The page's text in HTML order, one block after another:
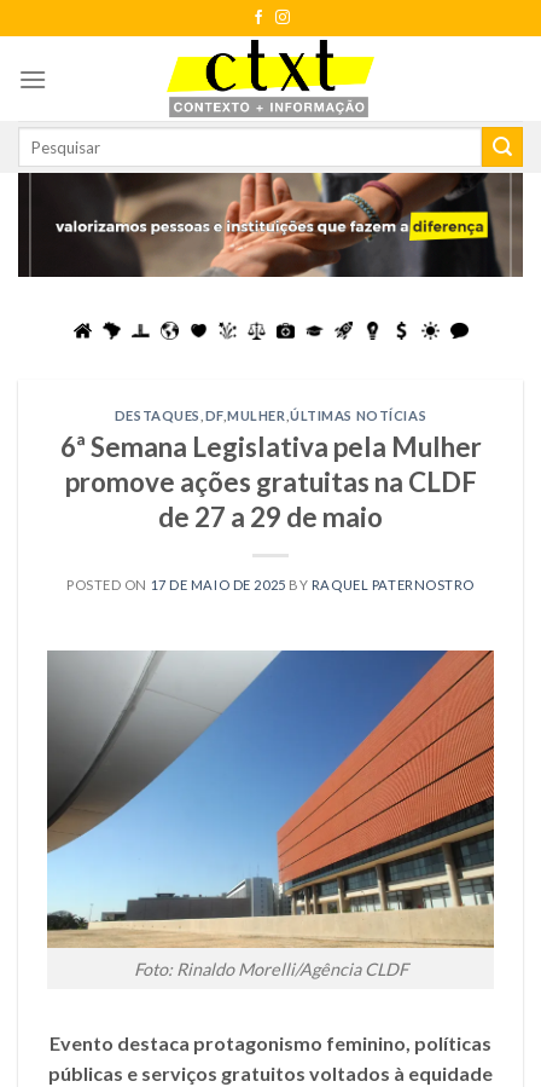
to
content
DESTAQUES DF,MULHER ,ÚLTIMAS NOTÍCIAS
6ª Semana Legislativa pela Mulher
promove ações gratuitas na CLDF
de 27 a 29 de maio
POSTED ON 17 DE MAIO DE 2025 BY RAQUEL PATERNOSTRO
Foto: Rinaldo Morelli/Agência CLDF
Evento destaca protagonismo feminino, políticas
públicas e serviços gratuitos voltados à equidade